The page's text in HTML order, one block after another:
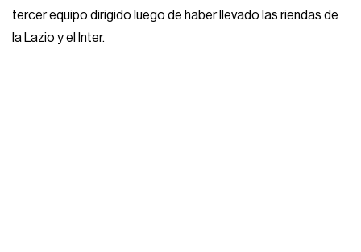
tercer equipo dirigido luego de haber llevado las riendas de
la Lazio y el Inter.